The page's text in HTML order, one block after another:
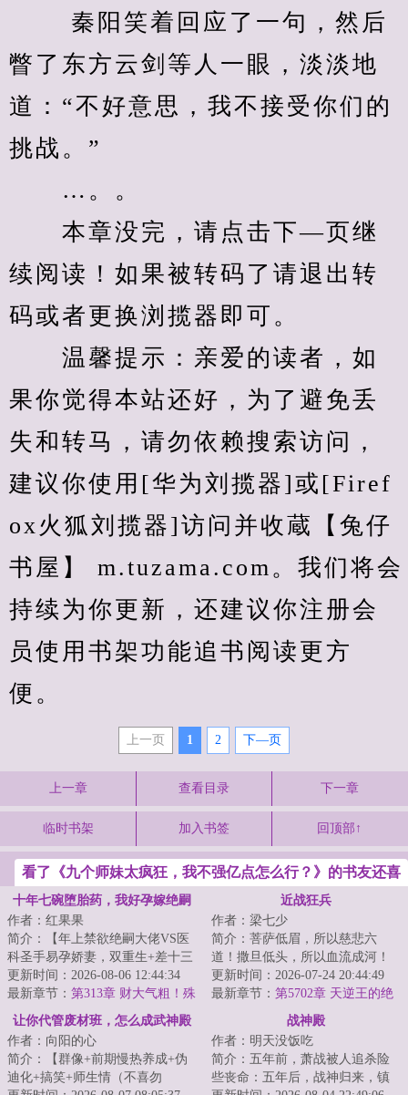
秦阳笑着回应了一句，然后
瞥了东方云剑等人一眼，淡淡地
道：“不好意思，我不接受你们的
挑战。”
…。。
本章没完，请点击下—页继
续阅读！如果被转码了请退出转
码或者更换浏揽器即可。
温馨提示：亲爱的读者，如
果你觉得本站还好，为了避免丢
失和转马，请勿依赖搜索访问，
建议你使用[华为刘揽器]或[Firef
ox火狐刘揽器]访问并收蔵【兔仔
书屋】 m.tuzama.com。我们将会
持续为你更新，还建议你注册会
员使用书架功能追书阅读更方
便。
上一页 1 2 下—页
上一章 查看目录 下一章
临时书架 加入书签 回顶部↑
看了《九个师妹太疯狂，我不强亿点怎么行？》的书友还喜
十年七碗堕胎药，我好孕嫁绝嗣
他悔疯了
作者：红果果
简介：【年上禁欲绝嗣大佬VS医
科圣手易孕娇妻，双重生+差十三
岁+打脸虐渣+渣夫火葬场】
&lt;br/&gt; 苏婉...
更新时间：2026-08-06 12:44:34
最新章节： 第313章 财大气粗！殊
不知是圈套
近战狂兵
作者：梁七少
简介：菩萨低眉，所以慈悲六
道！撒旦低头，所以血流成河！
以撒旦之名，专职杀戮，他要当
最强的那个男人！...
更新时间：2026-07-24 20:44:49
最新章节： 第5702章 天逆王的绝
让你代管废材班，怎么成武神殿
了
作者：向阳的心
简介：【群像+前期慢热养成+伪
迪化+搞笑+师生情（不喜勿
战神殿
作者：明天没饭吃
简介：五年前，萧战被人追杀险
些丧命：五年后，战神归来，镇